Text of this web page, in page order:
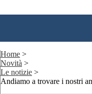
Home >
Novità >
Le notizie >
Andiamo a trovare i nostri